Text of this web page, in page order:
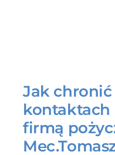
Jak
kontaktach
firmą